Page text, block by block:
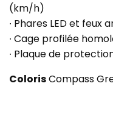
(km/h)
∙ Phares LED et
∙ Cage profilée
∙ Plaque de
ColorisCompass